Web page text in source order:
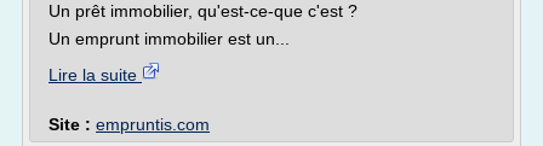
Un prêt immobilier, qu'est-ce-que c'est ?
Un emprunt immobilier est un...
Lire la suite
Site : empruntis.com